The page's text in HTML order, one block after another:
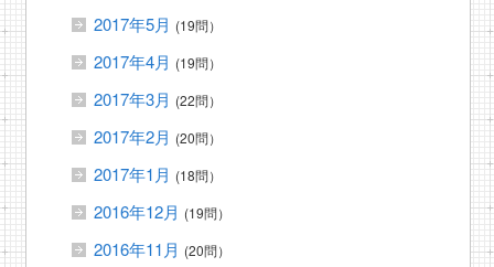
2017年5月 (19問）
2017年4月 (19問）
2017年3月 (22問）
2017年2月 (20問）
2017年1月 (18問）
2016年12月 (19問）
2016年11月 (20問）